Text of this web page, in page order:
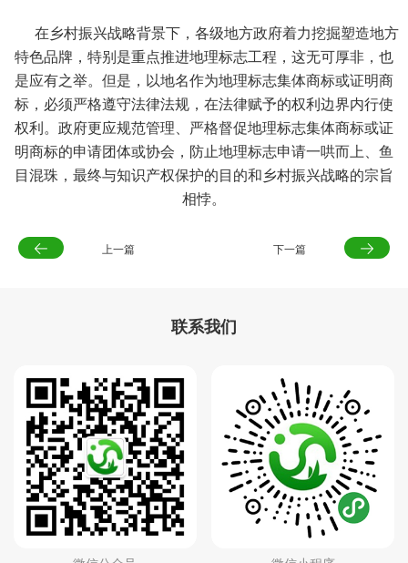
在乡村振兴战略背景下，各级地方政府着力挖掘塑造地方
特色品牌，特别是重点推进地理标志工程，这无可厚非，也
是应有之举。但是，以地名作为地理标志集体商标或证明商
标，必须严格遵守法律法规，在法律赋予的权利边界内行使
权利。政府更应规范管理、严格督促地理标志集体商标或证
明商标的申请团体或协会，防止地理标志申请一哄而上、鱼
目混珠，最终与知识产权保护的目的和乡村振兴战略的宗旨
相悖。
上一篇 下一篇
联系我们